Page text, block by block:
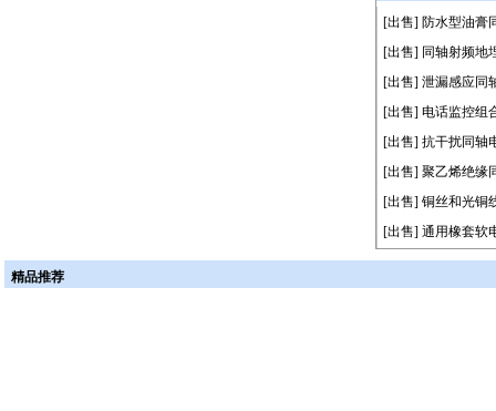
[出售] 防水型油膏
[出售] 同轴射频地
[出售] 泄漏感应同
[出售] 电话监控组
[出售] 抗干扰同轴
[出售] 聚乙烯绝缘
[出售] 铜丝和光铜
[出售] 通用橡套软
精品推荐